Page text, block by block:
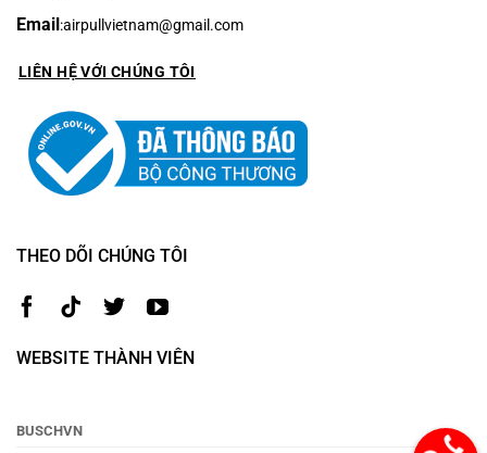
Email:airpullvietnam@gmail.com
LIÊN HỆ VỚI CHÚNG TÔI
THEO DÕI CHÚNG TÔI
WEBSITE THÀNH VIÊN
BUSCHVN